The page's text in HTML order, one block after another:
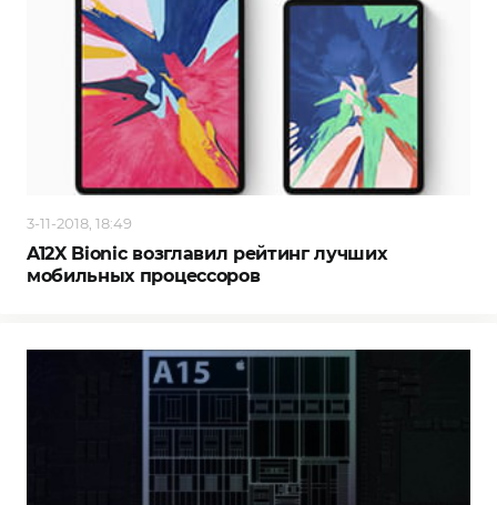
3-11-2018, 18:49
A12X Bionic возглавил рейтинг лучших
мобильных процессоров